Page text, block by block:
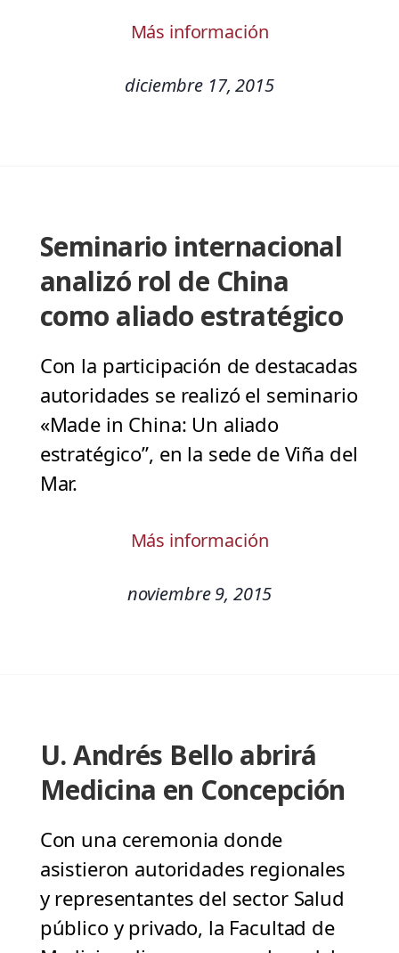
Más información
diciembre 17, 2015
Seminario internacional
analizó rol de China
como aliado estratégico
Con la participación de destacadas
autoridades se realizó el seminario
«Made in China: Un aliado
estratégico”, en la sede de Viña del
Mar.
Más información
noviembre 9, 2015
U. Andrés Bello abrirá
Medicina en Concepción
Con una ceremonia donde
asistieron autoridades regionales
y representantes del sector Salud
público y privado, la Facultad de